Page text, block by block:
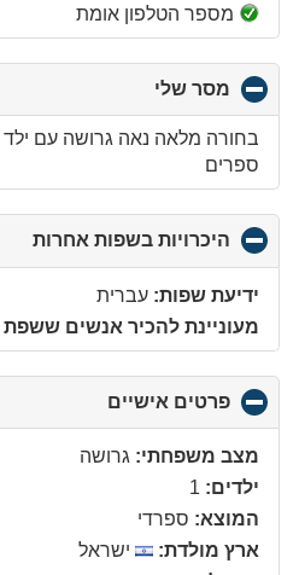
מספר הטלפון אומת
מסר שלי
to
collapse
בחורה מלאה נאה גרושה עם
ספרים
היכרויות בשפות אחרות
to
ידיעת שפות: עברית
מעוניינת להכיר אנשים
פרטים אישיים
to
collapse
מצב משפחתי: גרושה
ילדים: 1
המוצא: ספרדי
ארץ מולדת:
ישראל